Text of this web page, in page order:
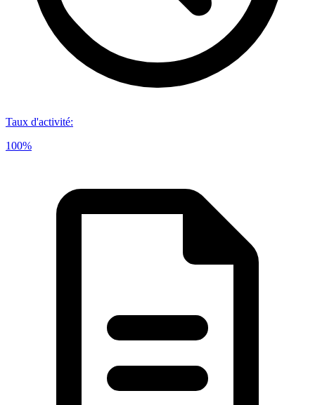
Taux d'activité:
100%